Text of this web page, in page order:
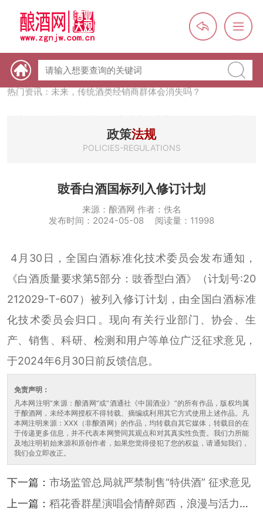
热门资讯：【酒体设计师】职业技能培训及认定班开班通知
热门资讯：未来，传统酒类经销商群体会消失吗？
热门资讯：2024年上市酒企业第三季度报（白酒、啤酒、葡萄
酒、黄酒）
政策法规
POLICIES-REGULATIONS
豉香白酒国标列入修订计划
来源：酿酒网 作者：佚名
发布时间：2024-05-08 阅读量：11998
4月30日，全国白酒标准化技术委员会发布通知，
《白酒质量要求第5部分：豉香型白酒》（计划号:20
212029-T-607）被列入修订计划，由全国白酒标准
化技术委员会归口。现向有关行业部门、协会、生
产、销售、科研、检测和用户等单位广泛征求意见，
于2024年6月30日前反馈信息。
免责声明：
凡本网注明“来源：酿酒网”或“酒通社《中国酒业》”的所有作品，版权均属
于酿酒网，未经本网授权不得转载、摘编或利用其它方式使用上述作品。凡
本网注明来源：XXX（非酿酒网）的作品，均转载自其它媒体，转载目的在
于传递更多信息，并不代表本网赞同其观点和对其真实性负责。我们力所能
及地注明初始来源和原创作者，如果您觉得侵犯了您的权益，请通知我们，
我们会立即改正。
下一篇： 市场监管总局就严禁制售“特供酒” 征求意见
上一篇： 稻花香群星演唱会情醉郧西，浪漫与活力的